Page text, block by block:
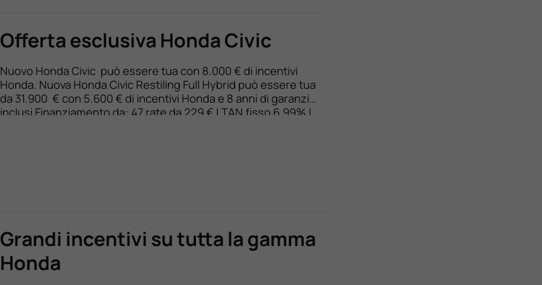
Offerta esclusiva Honda Civic
Nuovo Honda Civic può essere tua con 8.000 € di incentivi
Honda. Nuova Honda Civic Restiling Full Hybrid può essere tua
da 31.900 € con 5.600 € di incentivi Honda e 8 anni di garanzia
inclusi Finanziamento da: 47 rate da 229 € | TAN fisso 6,99% |
Grandi incentivi su tutta la gamma
Honda